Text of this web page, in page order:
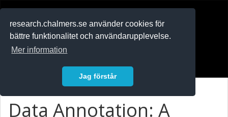
research.chalmers.se använder cookies för
bättre funktionalitet och användarupplevelse.
Mer information
Jag förstår
Data Annotation: A